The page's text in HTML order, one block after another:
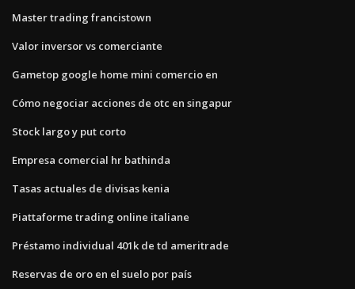
Master trading francistown
Valor inversor vs comerciante
Gametop google home mini comercio en
Cómo negociar acciones de otc en singapur
Stock largo y put corto
Empresa comercial hr bathinda
Tasas actuales de divisas kenia
Piattaforme trading online italiane
Préstamo individual 401k de td ameritrade
Reservas de oro en el suelo por país